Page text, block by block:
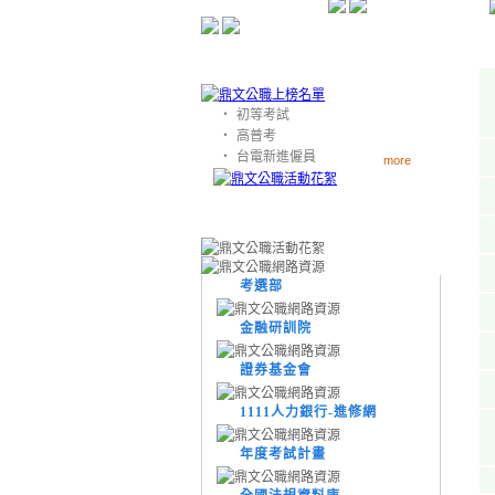
‧
初等考試
‧
高普考
‧
台電新進僱員 more
考選部
金融研訓院
證券基金會
1111人力銀行-進修網
年度考試計畫